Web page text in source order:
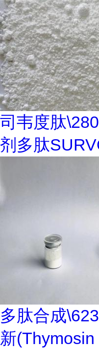
司韦度肽
剂多肽
多肽合成
新(Thymosin